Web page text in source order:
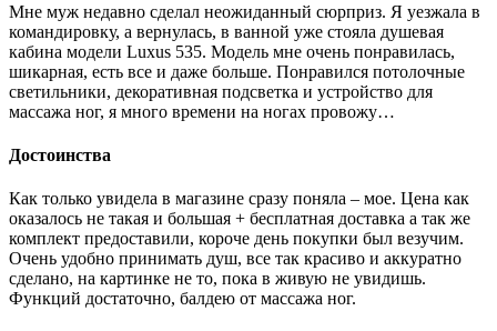
Мне муж недавно сделал неожиданный сюрприз. Я уезжала в
командировку, а вернулась, в ванной уже стояла душевая
кабина модели Luxus 535. Модель мне очень понравилась,
шикарная, есть все и даже больше. Понравился потолочные
светильники, декоративная подсветка и устройство для
массажа ног, я много времени на ногах провожу…
Достоинства
Как только увидела в магазине сразу поняла – мое. Цена как
оказалось не такая и большая + бесплатная доставка а так же
комплект предоставили, короче день покупки был везучим.
Очень удобно принимать душ, все так красиво и аккуратно
сделано, на картинке не то, пока в живую не увидишь.
Функций достаточно, балдею от массажа ног.